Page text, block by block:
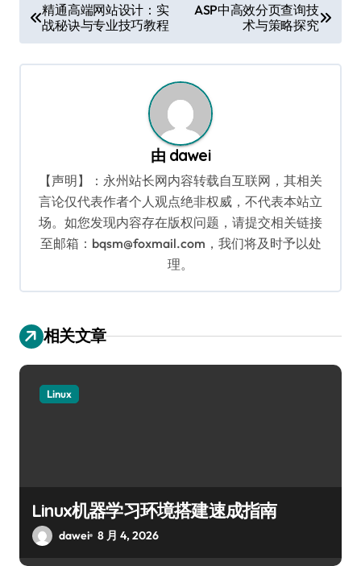
章
导
精通高端网站设计：实
战秘诀与专业技巧教程
ASP中高效分页查询技
术与策略探究
由 dawei
【声明】：永州站长网内容转载自互联网，其相关
言论仅代表作者个人观点绝非权威，不代表本站立
场。如您发现内容存在版权问题，请提交相关链接
至邮箱：bqsm@foxmail.com，我们将及时予以处
理。
相关文章
Linux
Linux机器学习环境搭建速成指南
dawei 8 月 4, 2026